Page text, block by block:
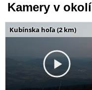
Kamery v okolí
Kubínska hoľa (2 km)